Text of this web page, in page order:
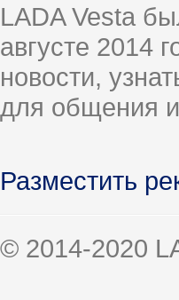
LADA Vesta
августе 2014
новости,
для общения
Разместить
© 2014-2020